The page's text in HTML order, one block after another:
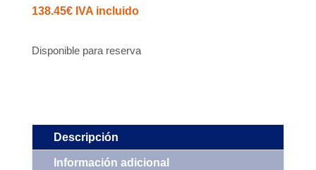
138.45€ IVA incluido
Disponible para reserva
Descripción
Información adicional